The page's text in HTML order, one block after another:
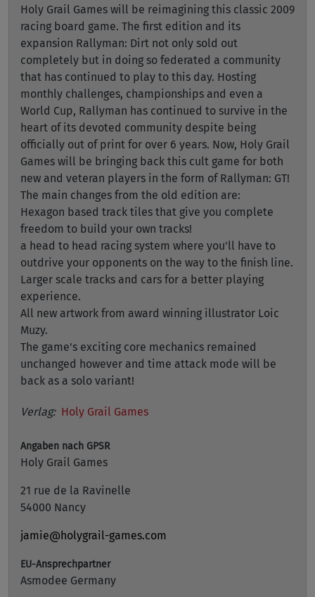
Holy Grail Games will be reimagining this classic 2009
racing board game. The first edition and its
expansion Rallyman: Dirt not only sold out
completely but in doing so federated a community
that has continued to play to this day. Hosting
monthly challenges, championships and even a
World Cup, Rallyman has continued to survive in the
heart of its devoted community despite being
officially out of print for over 6 years. Now, Holy Grail
Games will be bringing back this cult game for both
new and veteran players in the form of Rallyman: GT!
The main changes from the old edition are:
Hexagon based track tiles that give you complete
freedom to build your own tracks!
a head to head racing system where you'll have to
outdrive your opponents on the way to the finish line.
Larger scale tracks and cars for a better playing
experience.
All new artwork from award winning illustrator Loic
Muzy.
The game's exciting core mechanics remained
unchanged however and time attack mode will be
back as a solo variant!
Verlag: Holy Grail Games
Angaben nach GPSR
Holy Grail Games
21 rue de la Ravinelle
54000 Nancy
jamie@holygrail-games.com
EU-Ansprechpartner
Asmodee Germany